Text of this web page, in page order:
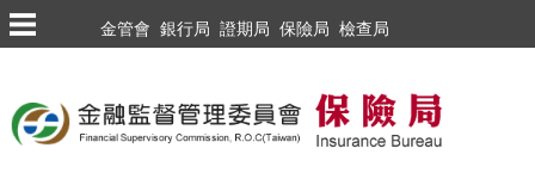
跳到主要內容區塊
金管會 銀行局 證期局 保險局 檢查局